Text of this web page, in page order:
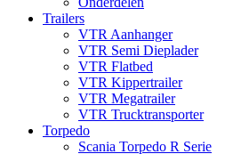
Trailers
VTR Aanhanger
VTR Semi Dieplader
VTR Flatbed
VTR Kippertrailer
VTR Megatrailer
VTR Trucktransporter
Torpedo
Scania Torpedo R Serie